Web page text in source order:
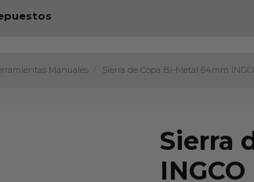
Manuales Sierra de Copa Bi-Metal 64mm
Sierra
INGCO